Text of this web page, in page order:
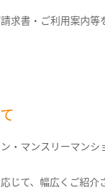
求書・ご利用案内等
・マンスリーマンシ
じて、幅広くご紹介